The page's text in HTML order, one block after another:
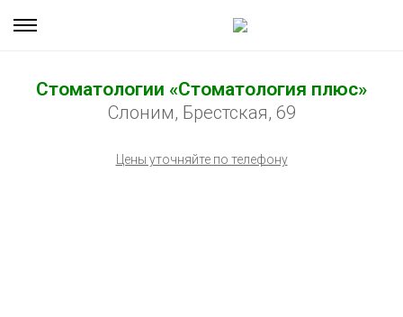
Стоматологии «Стоматология плюс»
Слоним, Брестская, 69
Цены уточняйте по телефону